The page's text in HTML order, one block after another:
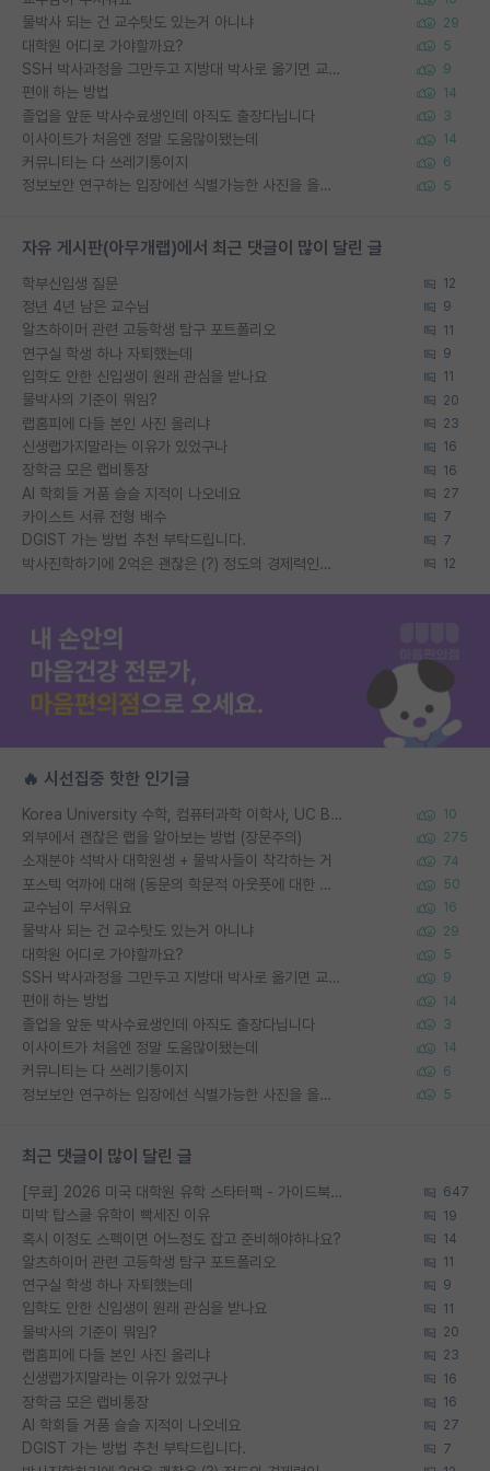
물박사 되는 건 교수탓도 있는거 아니냐 29
대학원 어디로 가야할까요? 5
SSH 박사과정을 그만두고 지방대 박사로 옮기면 교수의 꿈은 끝일까요? 9
편애 하는 방법 14
졸업을 앞둔 박사수료생인데 아직도 출장다닙니다 3
이사이트가 처음엔 정말 도움많이됐는데 14
커뮤니티는 다 쓰레기통이지 6
정보보안 연구하는 입장에선 식별가능한 사진을 올리는건 비추이긴함 5
자유 게시판(아무개랩)에서 최근 댓글이 많이 달린 글
학부신입생 질문 12
정년 4년 남은 교수님 9
알츠하이머 관련 고등학생 탐구 포트폴리오 11
연구실 학생 하나 자퇴했는데 9
입학도 안한 신입생이 원래 관심을 받나요 11
물박사의 기준이 뭐임? 20
랩홈피에 다들 본인 사진 올리냐 23
신생랩가지말라는 이유가 있었구나 16
장학금 모은 랩비통장 16
AI 학회들 거품 슬슬 지적이 나오네요 27
카이스트 서류 전형 배수 7
DGIST 가는 방법 추천 부탁드립니다. 7
박사진학하기에 2억은 괜찮은 (?) 정도의 경제력인가요 12
🔥 시선집중 핫한 인기글
Korea University 수학, 컴퓨터과학 이학사, UC Berkeley 산업공학 대학원 공학박사가 되는 것은 쉽지 않겠죠? 10
외부에서 괜찮은 랩을 알아보는 방법 (장문주의) 275
소재분야 석박사 대학원생 + 물박사들이 착각하는 거 74
포스텍 억까에 대해 (동문의 학문적 아웃풋에 대한 반박) 50
교수님이 무서워요 16
물박사 되는 건 교수탓도 있는거 아니냐 29
대학원 어디로 가야할까요? 5
SSH 박사과정을 그만두고 지방대 박사로 옮기면 교수의 꿈은 끝일까요? 9
편애 하는 방법 14
졸업을 앞둔 박사수료생인데 아직도 출장다닙니다 3
이사이트가 처음엔 정말 도움많이됐는데 14
커뮤니티는 다 쓰레기통이지 6
정보보안 연구하는 입장에선 식별가능한 사진을 올리는건 비추이긴함 5
최근 댓글이 많이 달린 글
[무료] 2026 미국 대학원 유학 스타터팩 - 가이드북 & 합격자 컨택메일 템플릿 647
미박 탑스쿨 유학이 빡세진 이유 19
혹시 이정도 스펙이면 어느정도 잡고 준비해야하나요? 14
알츠하이머 관련 고등학생 탐구 포트폴리오 11
연구실 학생 하나 자퇴했는데 9
입학도 안한 신입생이 원래 관심을 받나요 11
물박사의 기준이 뭐임? 20
랩홈피에 다들 본인 사진 올리냐 23
신생랩가지말라는 이유가 있었구나 16
장학금 모은 랩비통장 16
AI 학회들 거품 슬슬 지적이 나오네요 27
DGIST 가는 방법 추천 부탁드립니다. 7